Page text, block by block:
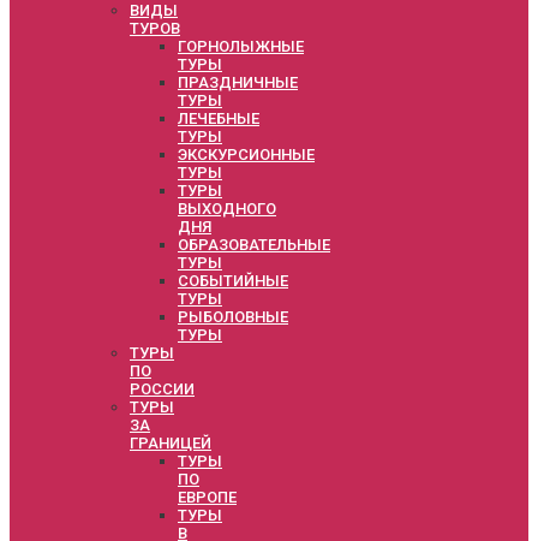
ВИДЫ
ТУРОВ
ГОРНОЛЫЖНЫЕ
ТУРЫ
ПРАЗДНИЧНЫЕ
ТУРЫ
ЛЕЧЕБНЫЕ
ТУРЫ
ЭКСКУРСИОННЫЕ
ТУРЫ
ТУРЫ
ВЫХОДНОГО
ДНЯ
ОБРАЗОВАТЕЛЬНЫЕ
ТУРЫ
СОБЫТИЙНЫЕ
ТУРЫ
РЫБОЛОВНЫЕ
ТУРЫ
ТУРЫ
ПО
РОССИИ
ТУРЫ
ЗА
ГРАНИЦЕЙ
ТУРЫ
ПО
ЕВРОПЕ
ТУРЫ
В